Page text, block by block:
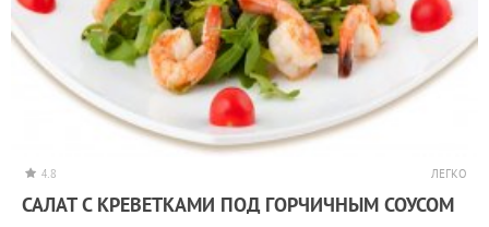
4.8 ЛЕГКО
САЛАТ С КРЕВЕТКАМИ ПОД ГОРЧИЧНЫМ СОУСОМ